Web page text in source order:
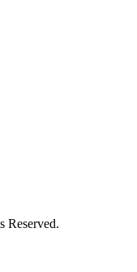
Reserved.